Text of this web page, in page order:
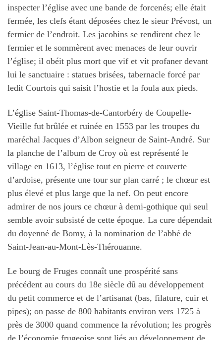
inspecter l’église avec une bande de forcenés; elle était
fermée, les clefs étant déposées chez le sieur Prévost, un
fermier de l’endroit. Les jacobins se rendirent chez le
fermier et le sommèrent avec menaces de leur ouvrir
l’église; il obéit plus mort que vif et vit profaner devant
lui le sanctuaire : statues brisées, tabernacle forcé par
ledit Courtois qui saisit l’hostie et la foula aux pieds.
L’église Saint-Thomas-de-Cantorbéry de Coupelle-
Vieille fut brûlée et ruinée en 1553 par les troupes du
maréchal Jacques d’Albon seigneur de Saint-André. Sur
la planche de l’album de Croy où est représenté le
village en 1613, l’église tout en pierre et couverte
d’ardoise, présente une tour sur plan carré ; le chœur est
plus élevé et plus large que la nef. On peut encore
admirer de nos jours ce chœur à demi-gothique qui seul
semble avoir subsisté de cette époque. La cure dépendait
du doyenné de Bomy, à la nomination de l’abbé de
Saint-Jean-au-Mont-Lès-Thérouanne.
Le bourg de Fruges connaît une prospérité sans
précédent au cours du 18e siècle dû au développement
du petit commerce et de l’artisanat (bas, filature, cuir et
pipes); on passe de 800 habitants environ vers 1725 à
près de 3000 quand commence la révolution; les progrès